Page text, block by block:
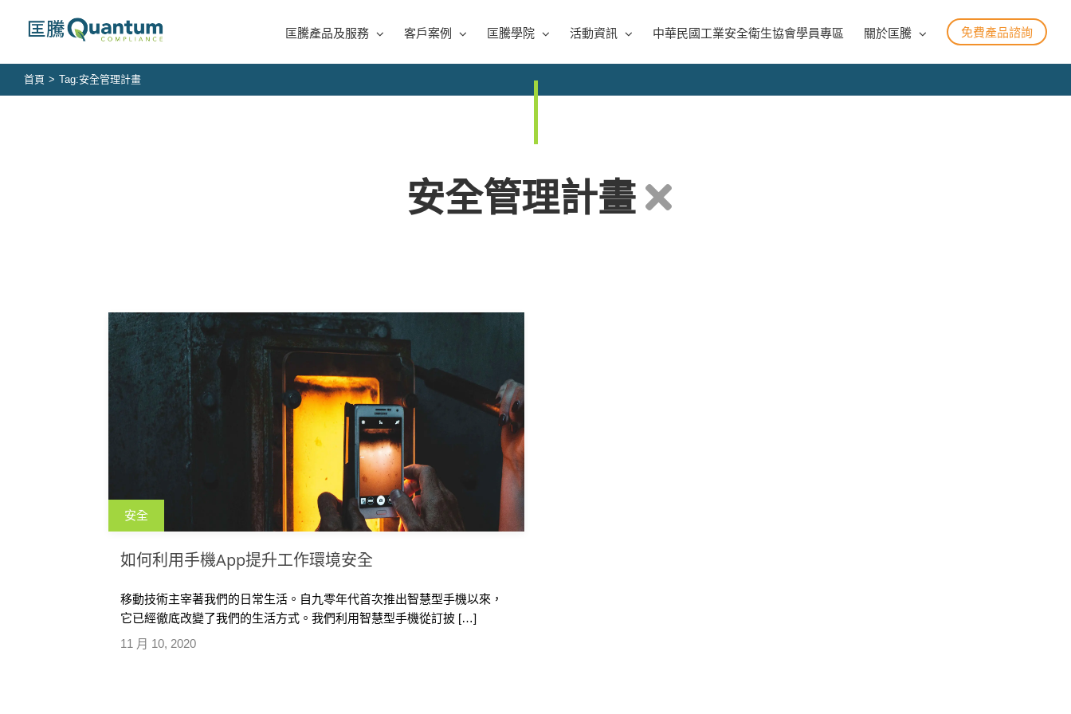
匡騰產品及服務 客戶案例 匡騰學院 活動資訊 中華民國工業安全衛生協會學員專區 關於匡騰 免費產品諮詢
首頁 > Tag:安全管理計畫
安全管理計畫
安全
如何利用手機App提升工作環境安全
11 月 10, 2020
移動技術主宰著我們的日常生活。自九零年代首次推出智慧型手機以來，
它已經徹底改變了我們的生活方式。我們利用智慧型手機從訂披 […]